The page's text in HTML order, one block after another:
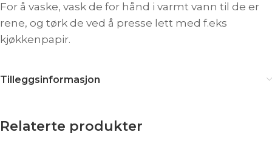
For å vaske, vask de for hånd i varmt vann til de er
rene, og tørk de ved å presse lett med f.eks
kjøkkenpapir.
Tilleggsinformasjon
Relaterte produkter